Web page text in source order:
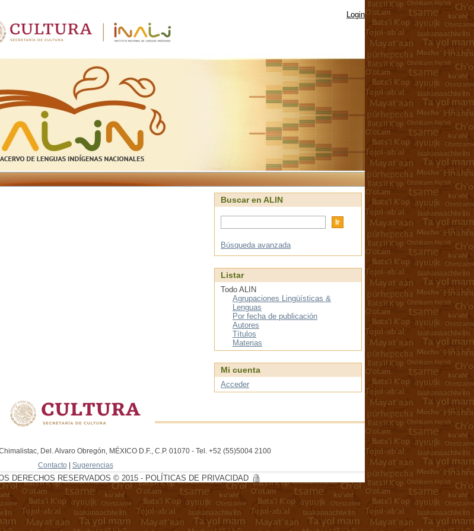
Login
Buscar en ALIN
Búsqueda avanzada
Listar
Todo ALIN
Agrupaciones Lingüísticas &
Lenguas
Por fecha de publicación
Autores
Títulos
Materias
Mi cuenta
Acceder
Del. Alvaro Obregón, MÉXICO D.F., C.P. 01070 - Tel. +52 (55)5004 2100
Contacto | Sugerencias
DERECHOS RESERVADOS © 2015 - POLÍTICAS DE PRIVACIDAD